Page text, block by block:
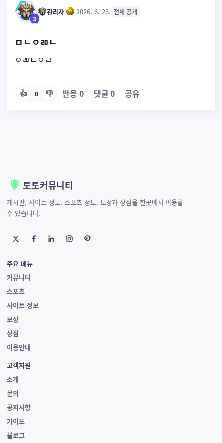
3
관리자· ·2026. 6. 23. 전체 공개
ㅁㄴㅇㄻㄴ
ㅇㄻㄴㅇㄹ
👍 0 👎 반응 0 댓글 0 공유
토토커뮤니티
게시판, 사이트 정보, 스포츠 정보, 보상과 상점을 한곳에서 이용할
수 있습니다.
주요 메뉴
커뮤니티
스포츠
사이트 정보
보상
상점
이용안내
고객지원
소개
문의
공지사항
가이드
블로그